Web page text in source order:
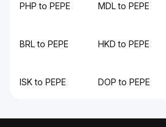
PHP to PEPE MDL to PEPE
BRL to PEPE HKD to PEPE
ISK to PEPE DOP to PEPE